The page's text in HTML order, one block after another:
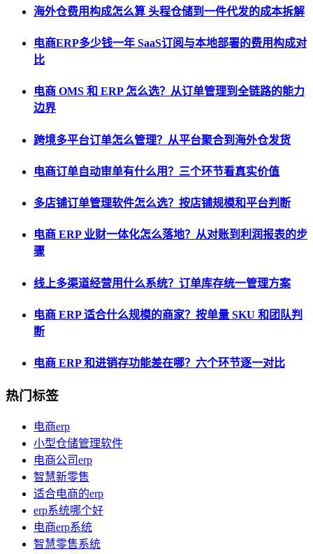
海外仓费用构成怎么算 头程仓储到一件代发的成本拆解
电商ERP多少钱一年 SaaS订阅与本地部署的费用构成对
比
电商 OMS 和 ERP 怎么选？从订单管理到全链路的能力
边界
跨境多平台订单怎么管理？从平台聚合到海外仓发货
电商订单自动审单有什么用？三个环节看真实价值
多店铺订单管理软件怎么选？按店铺规模和平台判断
电商 ERP 业财一体化怎么落地？从对账到利润报表的步
骤
线上多渠道经营用什么系统？订单库存统一管理方案
电商 ERP 适合什么规模的商家？按单量 SKU 和团队判
断
电商 ERP 和进销存功能差在哪？六个环节逐一对比
热门标签
电商erp
小型仓储管理软件
电商公司erp
智慧新零售
适合电商的erp
erp系统哪个好
电商erp系统
智慧零售系统